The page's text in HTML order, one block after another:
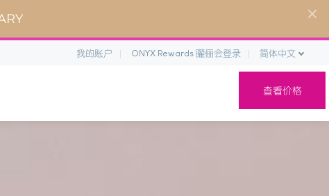
我的账户 ONYX Rewards 曜俪会登录 简体中文
查看价格